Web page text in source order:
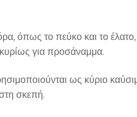
όπως το πεύκο και το
για προσάναμμα.
ως κύριο
σκεπή.